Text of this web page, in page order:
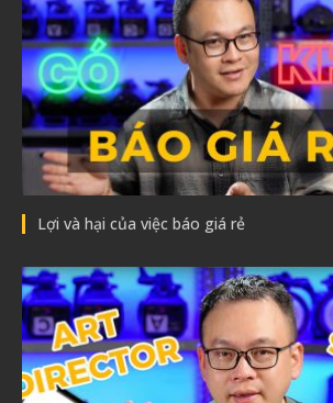
Lợi và hại của việc báo giá rẻ